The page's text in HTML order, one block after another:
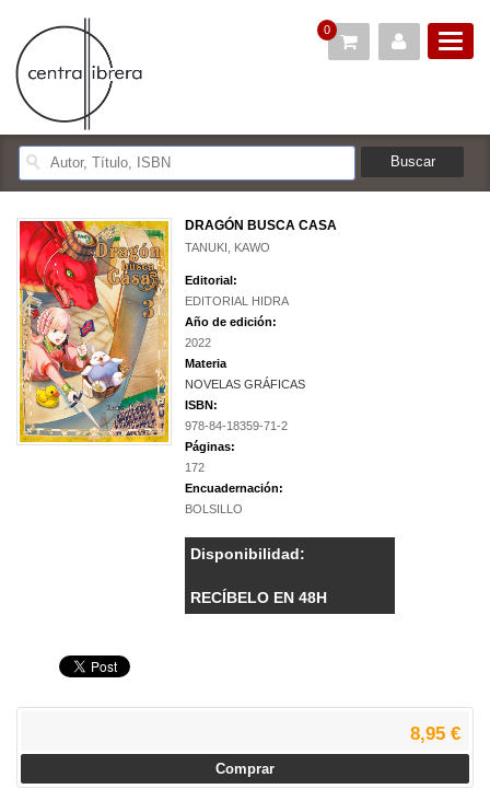
0
DRAGÓN BUSCA CASA
TANUKI, KAWO
Editorial:
EDITORIAL HIDRA
Año de edición:
2022
Materia
NOVELAS GRÁFICAS
ISBN:
978-84-18359-71-2
Páginas:
172
Encuadernación:
BOLSILLO
Disponibilidad:
RECÍBELO EN 48H
8,95 €
Comprar